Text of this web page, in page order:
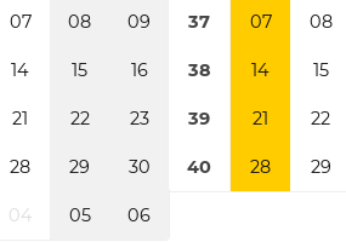
07 08 09
14 15 16
21 22 23
28 29 30
04 05 06
37 07 08
38 14 15
39 21 22
40 28 29